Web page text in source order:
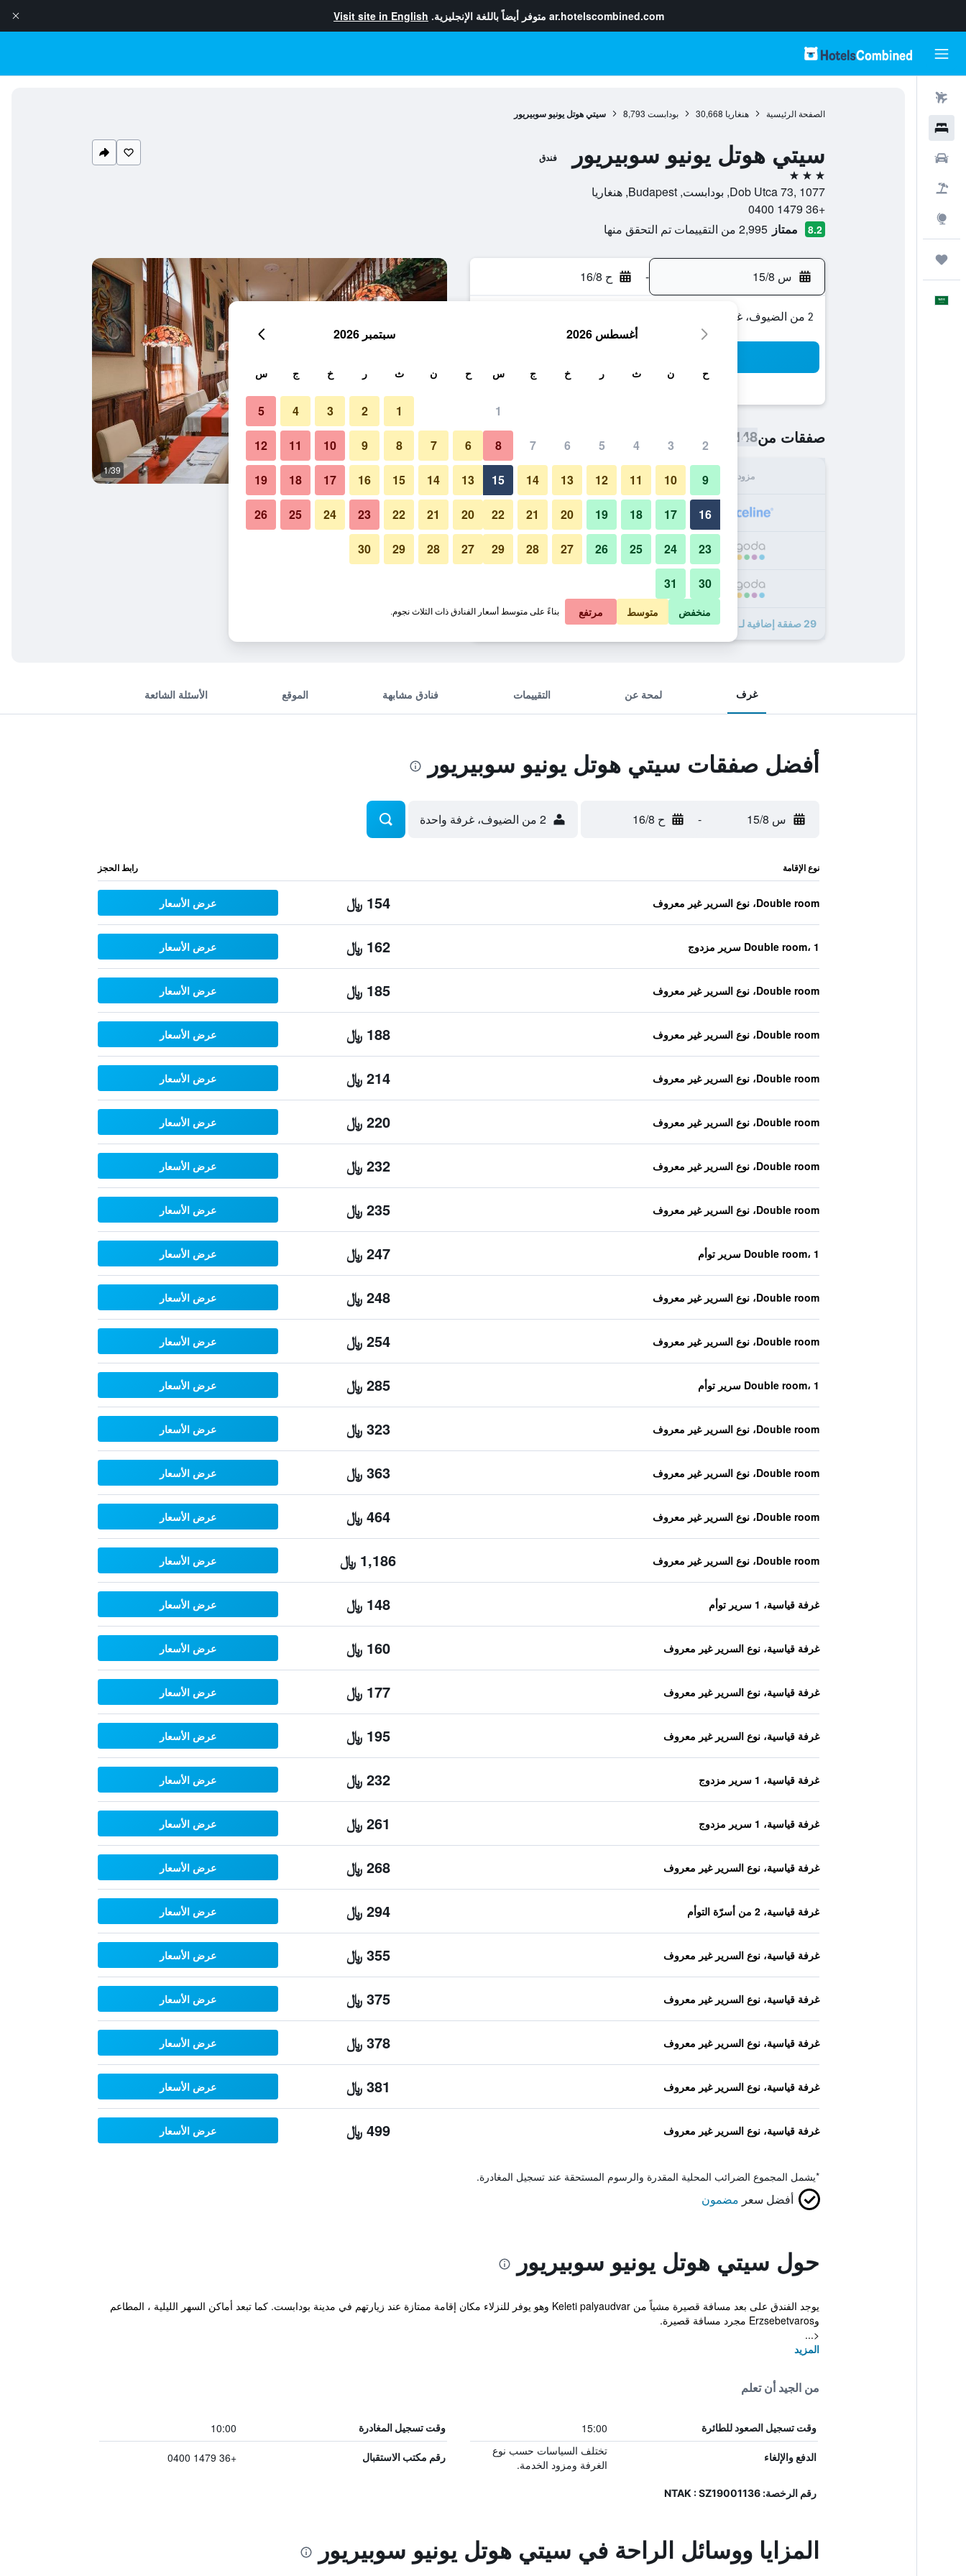
ar.hotelscombined.com متوفر أيضاً باللغة الإنجليزية. Visit site in English
الصفحة الرئيسية هنغاريا 30,668 بودابست 8,793 سيتي هوتل يونيو سوبيريور
سيتي هوتل يونيو سوبيريور فندق
3 نجوم
Dob Utca 73, 1077, بودابست, Budapest, هنغاريا
+36 1479 0400
8.2 ممتاز 2,995 من التقييمات تم التحقق منها
س 15/8 - ح 16/8
2 من الضيوف، غرفة واحدة
صفقات من148 ﷼
مزود الإجمالي في الليلة
148 ﷼ عرض الصفقة
154 ﷼ عرض الصفقة
29 صفقة إضافية لـ سيتي هوتل يونيو سوبيريور
مطعم 1/39
صور لـ سيتي هوتل يونيو سوبيريور
غرف لمحة عن التقييمات فنادق مشابهة الموقع الأسئلة الشائعة
أفضل صفقات سيتي هوتل يونيو سوبيريور
س 15/8 - ح 16/8 2 من الضيوف، غرفة واحدة
نوع الإقامة رابط الحجز
Double room، نوع السرير غير معروف 154 ﷼ عرض الأسعار
Double room، 1 سرير مزدوج 162 ﷼ عرض الأسعار
Double room، نوع السرير غير معروف 185 ﷼ عرض الأسعار
Double room، نوع السرير غير معروف 188 ﷼ عرض الأسعار
Double room، نوع السرير غير معروف 214 ﷼ عرض الأسعار
Double room، نوع السرير غير معروف 220 ﷼ عرض الأسعار
Double room، نوع السرير غير معروف 232 ﷼ عرض الأسعار
Double room، نوع السرير غير معروف 235 ﷼ عرض الأسعار
Double room، 1 سرير توأم 247 ﷼ عرض الأسعار
Double room، نوع السرير غير معروف 248 ﷼ عرض الأسعار
Double room، نوع السرير غير معروف 254 ﷼ عرض الأسعار
Double room، 1 سرير توأم 285 ﷼ عرض الأسعار
Double room، نوع السرير غير معروف 323 ﷼ عرض الأسعار
Double room، نوع السرير غير معروف 363 ﷼ عرض الأسعار
Double room، نوع السرير غير معروف 464 ﷼ عرض الأسعار
Double room، نوع السرير غير معروف 1,186 ﷼ عرض الأسعار
غرفة قياسية، 1 سرير توأم 148 ﷼ عرض الأسعار
غرفة قياسية، نوع السرير غير معروف 160 ﷼ عرض الأسعار
غرفة قياسية، نوع السرير غير معروف 177 ﷼ عرض الأسعار
غرفة قياسية، نوع السرير غير معروف 195 ﷼ عرض الأسعار
غرفة قياسية، 1 سرير مزدوج 232 ﷼ عرض الأسعار
غرفة قياسية، 1 سرير مزدوج 261 ﷼ عرض الأسعار
غرفة قياسية، نوع السرير غير معروف 268 ﷼ عرض الأسعار
غرفة قياسية، 2 من أسرّة التوأم 294 ﷼ عرض الأسعار
غرفة قياسية، نوع السرير غير معروف 355 ﷼ عرض الأسعار
غرفة قياسية، نوع السرير غير معروف 375 ﷼ عرض الأسعار
غرفة قياسية، نوع السرير غير معروف 378 ﷼ عرض الأسعار
غرفة قياسية، نوع السرير غير معروف 381 ﷼ عرض الأسعار
غرفة قياسية، نوع السرير غير معروف 499 ﷼ عرض الأسعار
*يشمل المجموع الضرائب المحلية المقدرة والرسوم المستحقة عند تسجيل المغادرة.
أفضل سعر مضمون
حول سيتي هوتل يونيو سوبيريور
يوجد الفندق على بعد مسافة قصيرة مشياً من Keleti palyaudvar وهو يوفر للنزلاء مكان إقامة ممتازة عند زيارتهم في مدينة بودابست. كما تبعد أماكن السهر الليلية ، المطاعم
وErzsebetvaros مجرد مسافة قصيرة.
<...
المزيد
من الجيد أن تعلم
وقت تسجيل الصعود للطائرة 15:00 وقت تسجيل المغادرة 10:00
الدفع والإلغاء
تختلف السياسات حسب نوع
الغرفة ومزود الخدمة.
رقم مكتب الاستقبال +36 1479 0400
رقم الرخصة: NTAK : SZ19001136
المزايا ووسائل الراحة في سيتي هوتل يونيو سوبيريور
أغسطس 2026
ح ن ث ر خ ج س
1
2
3
4
5
6
7
8
9
10
11
12
13
14
15
16
17
18
19
20
21
22
23
24
25
26
27
28
29
30
31
سبتمبر 2026
ح ن ث ر خ ج س
1
2
3
4
5
6
7
8
9
10
11
12
13
14
15
16
17
18
19
20
21
22
23
24
25
26
27
28
29
30
منخفض متوسط مرتفع بناءً على متوسط أسعار الفنادق ذات الثلاث نجوم.